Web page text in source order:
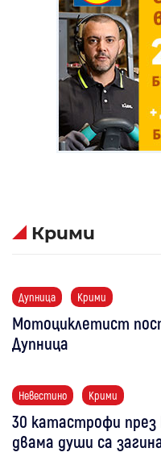
Крими
Дупница Крими
Мотоциклетист
Дупница
Невестино Крими
30 катастрофи през
двама души са